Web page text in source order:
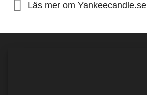
Läs mer om Yankeecandle.se